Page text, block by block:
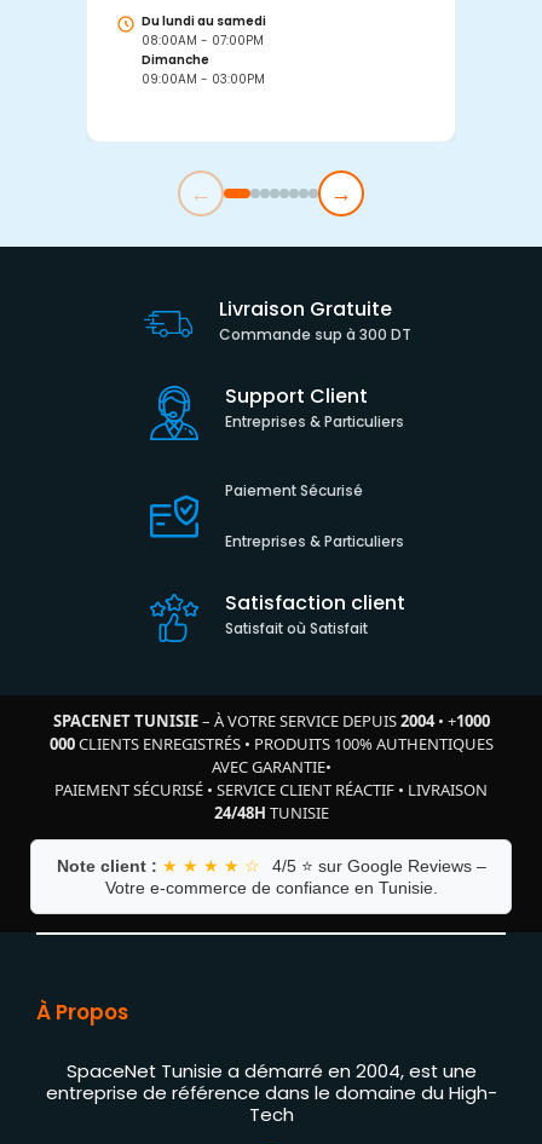
Du lundi au samedi
08:00AM - 07:00PM
Dimanche
09:00AM - 03:00PM
← →
Livraison Gratuite
Commande sup à 300 DT
Support Client
Entreprises & Particuliers
Paiement Sécurisé
Entreprises & Particuliers
Satisfaction client
Satisfait où Satisfait
SPACENET TUNISIE– À VOTRE SERVICE DEPUIS2004• +1000
000CLIENTS ENREGISTRÉS• PRODUITS 100% AUTHENTIQUES
AVEC GARANTIE•
PAIEMENT SÉCURISÉ • SERVICE CLIENT RÉACTIF • LIVRAISON
24/48H TUNISIE
Note client : ★ ★ ★ ★ ☆
4/5 ⭐ sur Google Reviews –
Votre e-commerce de confiance en Tunisie.
À Propos
SpaceNet Tunisie a démarré en 2004, est une
entreprise de référence dans le domaine du High-
Tech